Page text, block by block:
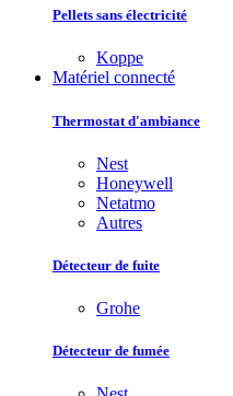
Pellets sans électricité
Koppe
Matériel connecté
Thermostat d'ambiance
Nest
Honeywell
Netatmo
Autres
Détecteur de fuite
Grohe
Détecteur de fumée